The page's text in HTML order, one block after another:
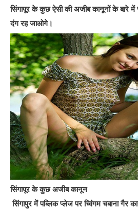
सिंगापूर के कुछ ऐसी की अजीब कानूनों के बारे
दंग रह जाओगे।
सिंगापूर के कुछ अजीब कानून
सिंगापुर में पब्लिक प्लेज पर च्विंगम चबाना गैर